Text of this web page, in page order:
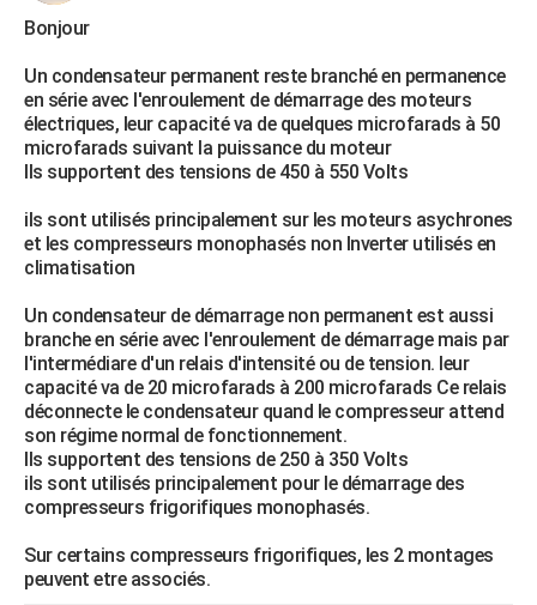
Bonjour
Un condensateur permanent reste branché en permanence
en série avec l'enroulement de démarrage des moteurs
électriques, leur capacité va de quelques microfarads à 50
microfarads suivant la puissance du moteur
Ils supportent des tensions de 450 à 550 Volts
ils sont utilisés principalement sur les moteurs asychrones
et les compresseurs monophasés non Inverter utilisés en
climatisation
Un condensateur de démarrage non permanent est aussi
branche en série avec l'enroulement de démarrage mais par
l'intermédiare d'un relais d'intensité ou de tension. leur
capacité va de 20 microfarads à 200 microfarads Ce relais
déconnecte le condensateur quand le compresseur attend
son régime normal de fonctionnement.
Ils supportent des tensions de 250 à 350 Volts
ils sont utilisés principalement pour le démarrage des
compresseurs frigorifiques monophasés.
Sur certains compresseurs frigorifiques, les 2 montages
peuvent etre associés.